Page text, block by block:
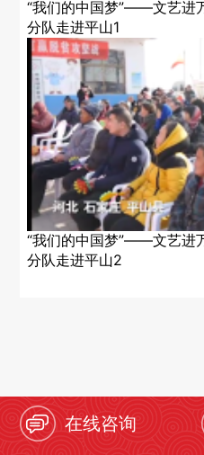
“我们的中国梦”——文艺进
分队走进平山1
“我们的中国梦”——文艺进
分队走进平山2
在线咨询